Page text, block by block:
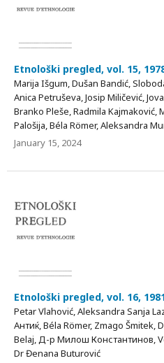
Etnološki pregled, vol. 15,
Marija Išgum, Dušan Bandić,
Anica Petruševa, Josip Miličević,
Branko Pleše, Radmila Kajmaković,
Palošija, Béla Römer, Aleksandra
January 15, 2024
Etnološki pregled, vol. 16,
Petar Vlahović, Aleksandra Sanja
Антиќ, Béla Römer, Zmago Šmitek,
Belaj, Д-р Милош Константинов,
Dr Đenana Buturović